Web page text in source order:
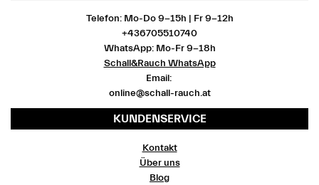
Telefon: Mo-Do 9-15h | Fr 9-12h
+436705510740
WhatsApp: Mo-Fr 9-18h
Schall&Rauch WhatsApp
Email:
online@schall-rauch.at
KUNDENSERVICE
Kontakt
Über uns
Blog